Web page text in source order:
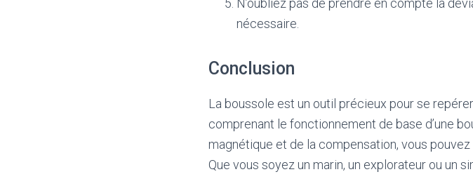
N’oubliez pas de prendre en compte la
nécessaire.
Conclusion
La boussole est un outil précieux pour se
comprenant le fonctionnement de base d’une
magnétique et de la compensation, vous
Que vous soyez un marin, un explorateur ou un